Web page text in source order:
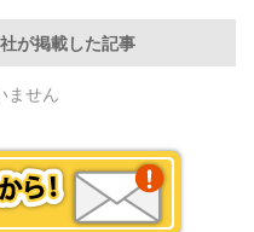
が掲載した記事
ません